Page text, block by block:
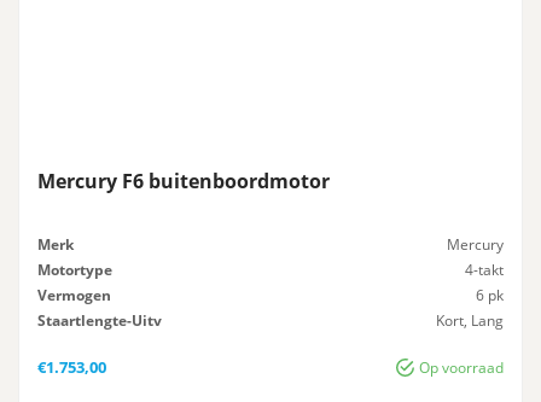
Mercury F6 buitenboordmotor
Merk
Mercury
Motortype
4-takt
Vermogen
6 pk
Staartlengte-Uitv
Kort, Lang
Op voorraad
€1.753,00